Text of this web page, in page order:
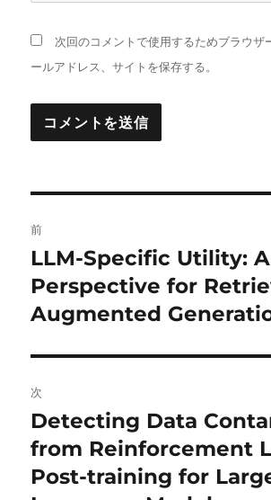
次回のコメントで使用するためブラウザ
ールアドレス、サイトを保存する。
稿
ナ
ビ
ゲ
ー
シ
ョ
前
前
の
投
LLM-Specific Utility:
Perspective for
Augmented
次
次
の
投
稿:
Detecting Data
from Reinforcement
Post-training for